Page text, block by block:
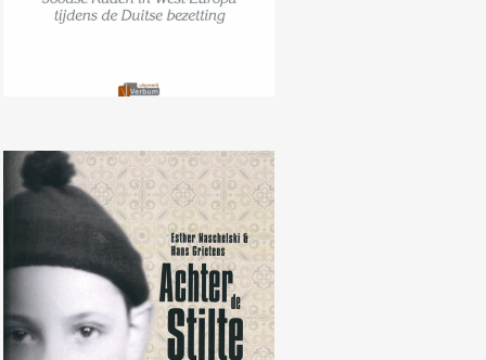
Achter de stilte: Het verhaal van
een verborgen Joods kind